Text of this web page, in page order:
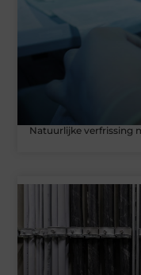
Natuurlijke verfrissing